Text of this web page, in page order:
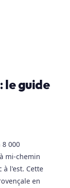
le guide
000
mi-chemin
à l'est. Cette
en